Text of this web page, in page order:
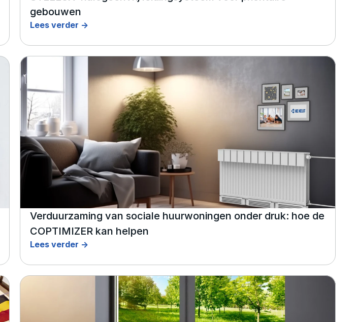
gebouwen
Lees verder ->
Verduurzaming van sociale huurwoningen onder druk: hoe de
COPTIMIZER kan helpen
Lees verder ->